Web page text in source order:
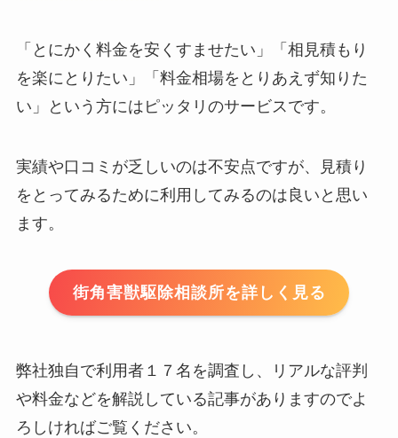
「とにかく料金を安くすませたい」「相見積もり
を楽にとりたい」「料金相場をとりあえず知りた
い」という方にはピッタリのサービスです。
実績や口コミが乏しいのは不安点ですが、見積り
をとってみるために利用してみるのは良いと思い
ます。
街角害獣駆除相談所を詳しく見る
弊社独自で利用者１７名を調査し、リアルな評判
や料金などを解説している記事がありますのでよ
ろしければご覧ください。